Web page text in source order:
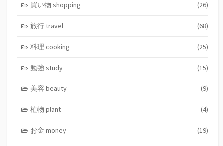
買い物 shopping (26)
旅行 travel (68)
料理 cooking (25)
勉強 study (15)
美容 beauty (9)
植物 plant (4)
お金 money (19)